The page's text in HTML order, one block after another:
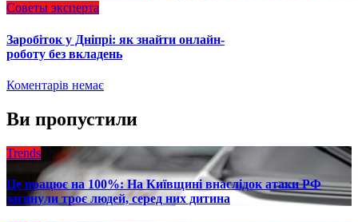
Советы эксперта
Заробіток у Дніпрі: як знайти онлайн-
роботу без вкладень
Коментарів немає
Ви пропустили
Trends
Це працює на 100%: На Київщині внаслідок атаки РФ
загинули троє людей, серед них дитина